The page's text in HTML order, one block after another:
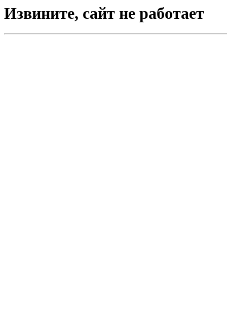
Извините, сайт не работает